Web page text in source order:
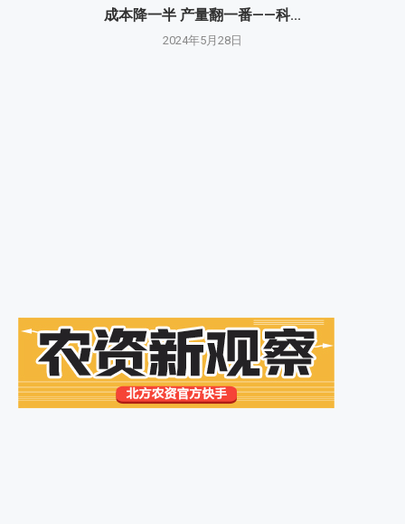
成本降一半 产量翻一番——科...
2024年5月28日